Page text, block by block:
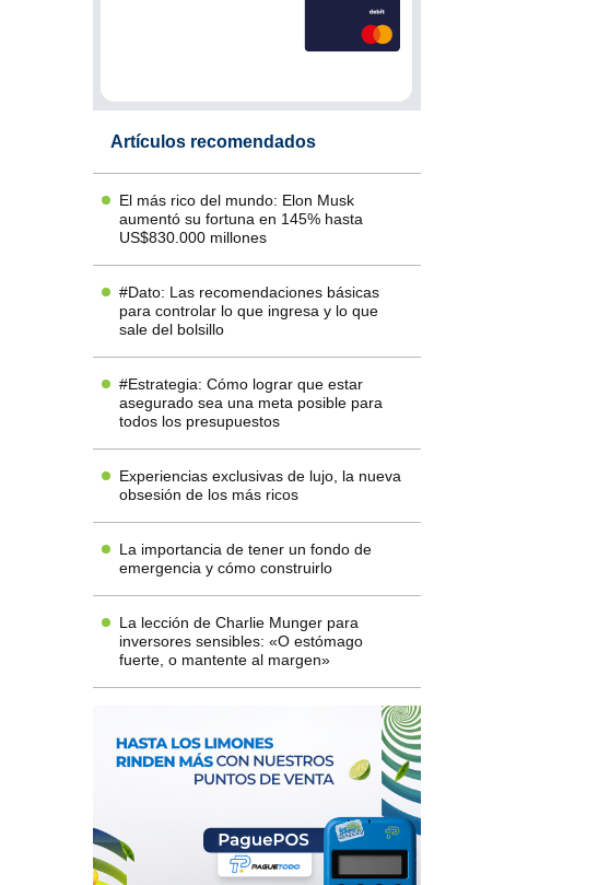
Artículos recomendados
El más rico del mundo: Elon Musk
aumentó su fortuna en 145% hasta
US$830.000 millones
#Dato: Las recomendaciones básicas
para controlar lo que ingresa y lo que
sale del bolsillo
#Estrategia: Cómo lograr que estar
asegurado sea una meta posible para
todos los presupuestos
Experiencias exclusivas de lujo, la nueva
obsesión de los más ricos
La importancia de tener un fondo de
emergencia y cómo construirlo
La lección de Charlie Munger para
inversores sensibles: «O estómago
fuerte, o mantente al margen»